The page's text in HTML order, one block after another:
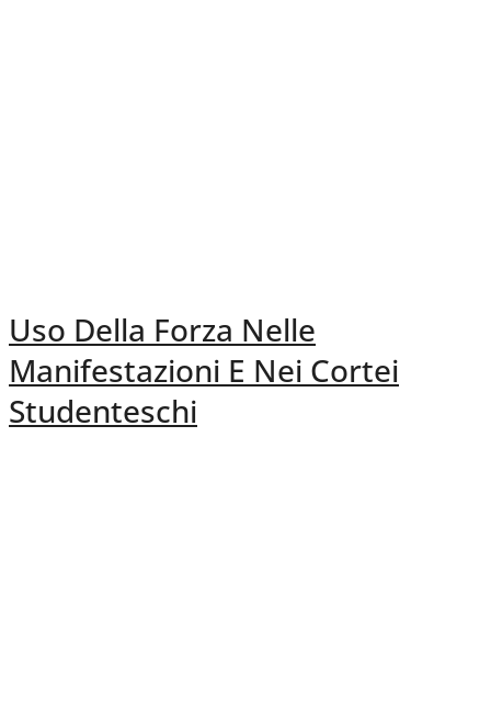
Uso Della Forza Nelle
Manifestazioni E Nei Cortei
Studenteschi